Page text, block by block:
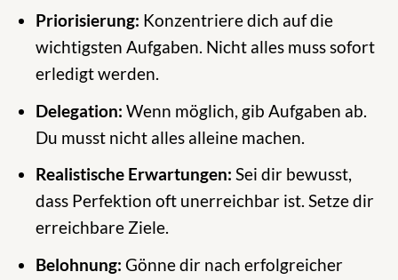
Priorisierung: Konzentriere dich auf die
wichtigsten Aufgaben. Nicht alles muss sofort
erledigt werden.
Delegation: Wenn möglich, gib Aufgaben ab.
Du musst nicht alles alleine machen.
Realistische Erwartungen: Sei dir bewusst,
dass Perfektion oft unerreichbar ist. Setze dir
erreichbare Ziele.
Belohnung: Gönne dir nach erfolgreicher